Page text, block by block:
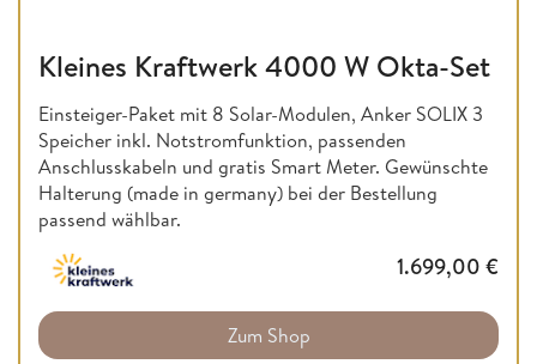
Kleines Kraftwerk 4000 W Okta-Set
Einsteiger-Paket mit 8 Solar-Modulen, Anker SOLIX 3
Speicher inkl. Notstromfunktion, passenden
Anschlusskabeln und gratis Smart Meter. Gewünschte
Halterung (made in germany) bei der Bestellung
passend wählbar.
1.699,00 €
Zum Shop